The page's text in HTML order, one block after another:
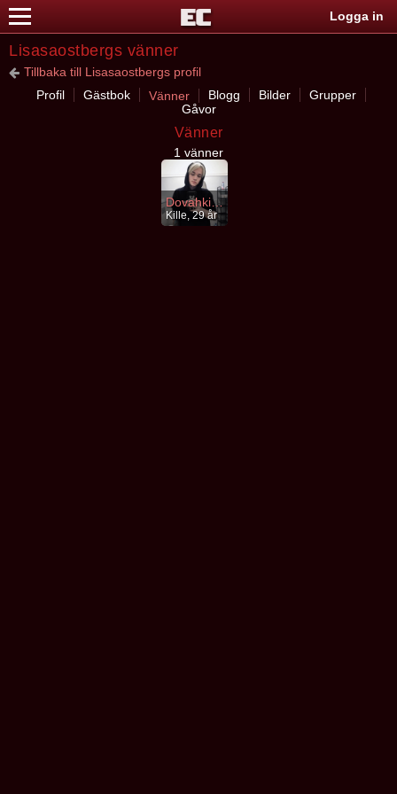
Logga in
Lisasaostbergs vänner
Tillbaka till Lisasaostbergs profil
Profil
Gästbok Vänner Blogg Bilder
Grupper
Gåvor
Vänner
1 vänner
DovahkiinCat
Kille, 29 år